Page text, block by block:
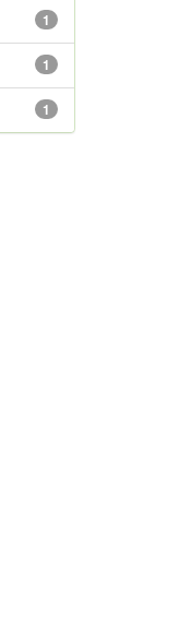
1
1
1